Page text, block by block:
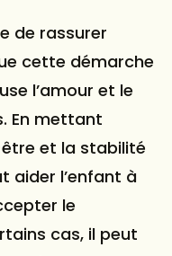
de rassurer
cette démarche
l’amour et le
En mettant
et la stabilité
aider l’enfant à
le
cas, il peut